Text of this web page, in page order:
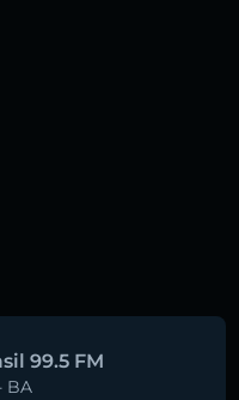
99.5 FM
BA